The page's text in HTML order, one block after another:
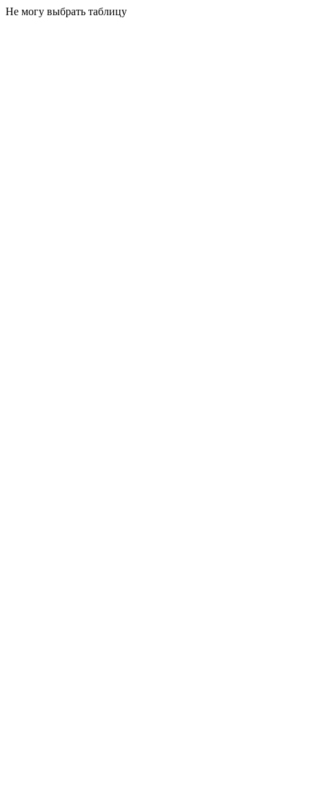
Не могу выбрать таблицу